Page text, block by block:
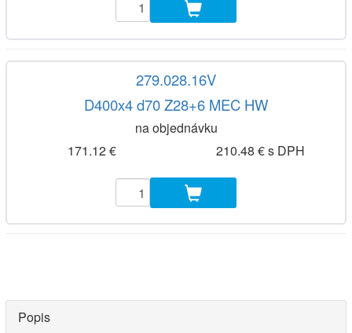
279.028.16V
D400x4 d70 Z28+6 MEC HW
na objednávku
171.12 €
210.48 € s DPH
Popis